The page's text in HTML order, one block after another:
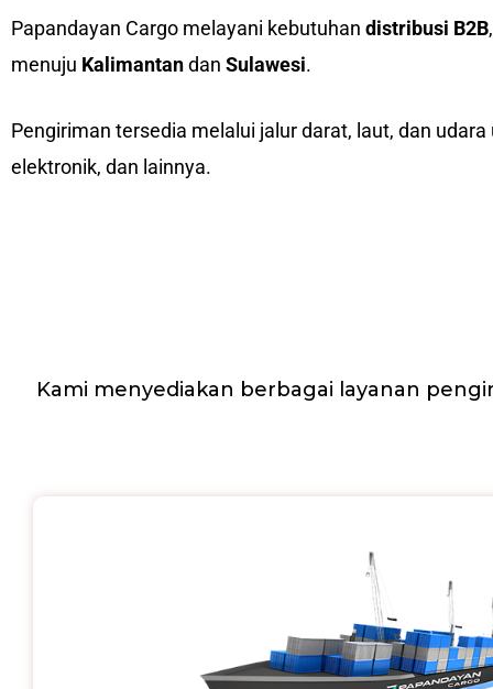
Papandayan Cargo melayani kebutuhan distribusi B2B
menuju Kalimantandan Sulawesi.
Pengiriman tersedia melalui jalur darat, laut, dan
elektronik, dan lainnya.
Kami menyediakan berbagai layanan